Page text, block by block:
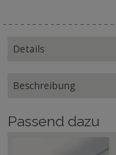
Details
Beschreibung
Passend dazu